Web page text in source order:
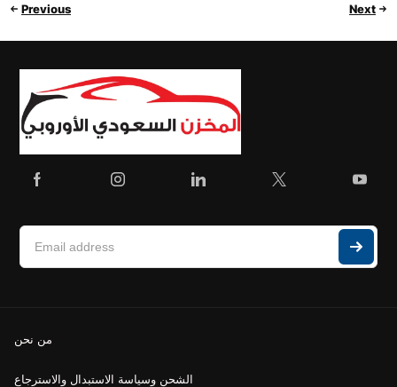
Previous Next
من نحن
الشحن وسياسة الاستبدال والاسترجاع